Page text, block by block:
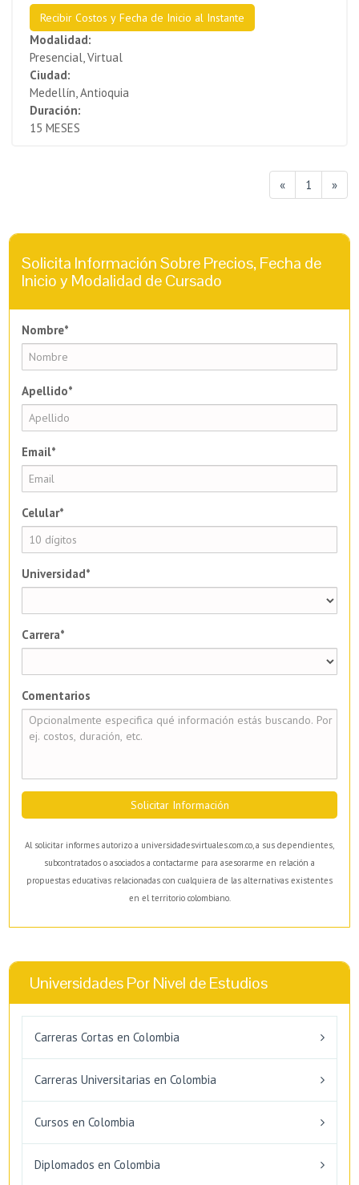
Recibir Costos y Fecha de Inicio al Instante
Modalidad:
Presencial, Virtual
Ciudad:
Medellín, Antioquia
Duración:
15 MESES
« 1 »
Solicita Información Sobre Precios, Fecha de
Inicio y Modalidad de Cursado
Nombre*
Apellido*
Email*
Celular*
Universidad*
Carrera*
Comentarios
Solicitar Información
Al solicitar informes autorizo a universidadesvirtuales.com.co, a sus dependientes,
subcontratados o asociados a contactarme para asesorarme en relación a
propuestas educativas relacionadas con cualquiera de las alternativas existentes
en el territorio colombiano.
Universidades Por Nivel de Estudios
Carreras Cortas en Colombia
Carreras Universitarias en Colombia
Cursos en Colombia
Diplomados en Colombia